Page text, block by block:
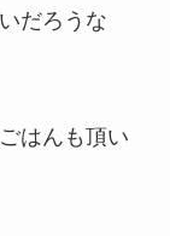
だろうな
はんも頂い